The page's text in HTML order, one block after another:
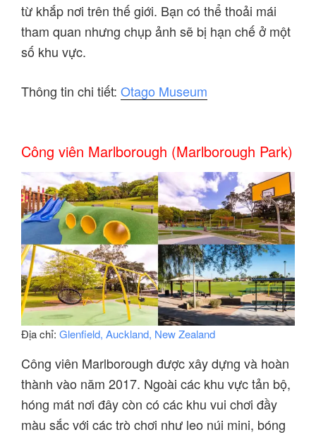
từ khắp nơi trên thế giới. Bạn có thể thoải mái
tham quan nhưng chụp ảnh sẽ bị hạn chế ở một
số khu vực.
Thông tin chi tiết: Otago Museum
Công viên Marlborough (Marlborough Park)
Địa chỉ: Glenfield, Auckland, New Zealand
Công viên Marlborough được xây dựng và hoàn
thành vào năm 2017. Ngoài các khu vực tản bộ,
hóng mát nơi đây còn có các khu vui chơi đầy
màu sắc với các trò chơi như leo núi mini, bóng